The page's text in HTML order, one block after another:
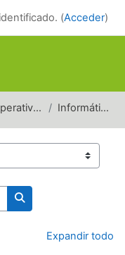
(Acceder)
Áreas operativas Informática
Buscar cursos
Expandir todo